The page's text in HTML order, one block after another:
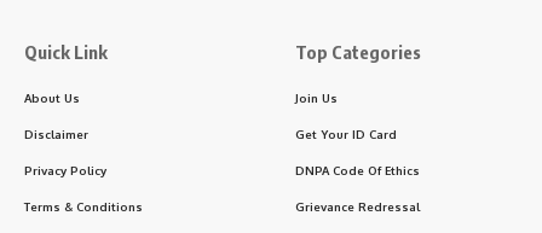
Quick Link
About Us
Disclaimer
Privacy Policy
Terms & Conditions
Top Categories
Join Us
Get Your ID Card
DNPA Code Of Ethics
Grievance Redressal